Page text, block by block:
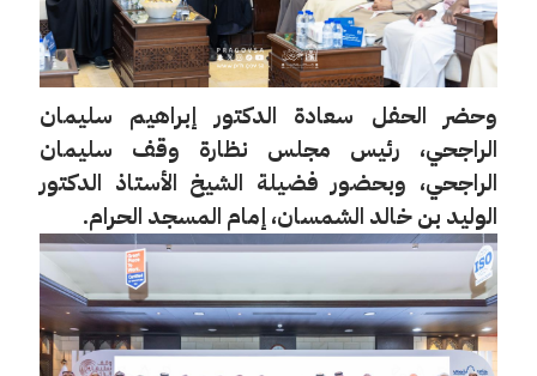
وحضر الحفل سعادة الدكتور إبراهيم سليمان
الراجحي، رئيس مجلس نظارة وقف سليمان
الراجحي، وبحضور فضيلة الشيخ الأستاذ الدكتور
الوليد بن خالد الشمسان، إمام المسجد الحرام.